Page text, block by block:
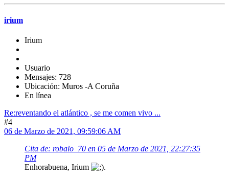
irium
Irium
Usuario
Mensajes: 728
Ubicación: Muros -A Coruña
En línea
Re:reventando el atlántico , se me comen vivo ...
#4
06 de Marzo de 2021, 09:59:06 AM
Cita de: robalo_70 en 05 de Marzo de 2021, 22:27:35
PM
Enhorabuena, Irium
.